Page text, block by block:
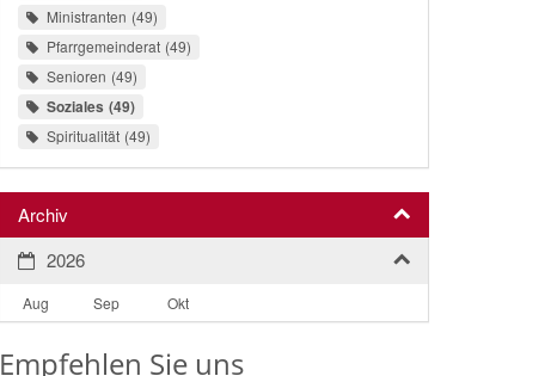
Ministranten 49
Pfarrgemeinderat 49
Senioren 49
Soziales 49
Spiritualität 49
Archiv
2026
Aug Sep Okt
Empfehlen Sie uns